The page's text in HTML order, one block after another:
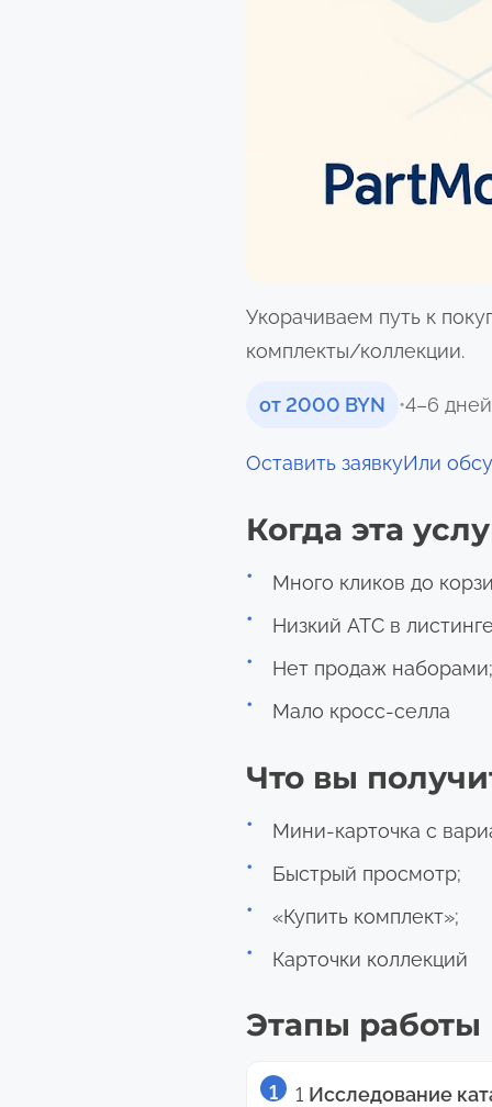
Укорачиваем путь к
комплекты/коллекции.
от 2000 BYN •4–6 дней
Оставить заявкуИли
Когда эта
Много кликов до
Низкий ATC в
Нет продаж наборами;
Мало кросс-селла
Что вы
Мини-карточка с
Быстрый просмотр;
«Купить комплект»;
Карточки коллекций
Этапы работы
1 Исследование